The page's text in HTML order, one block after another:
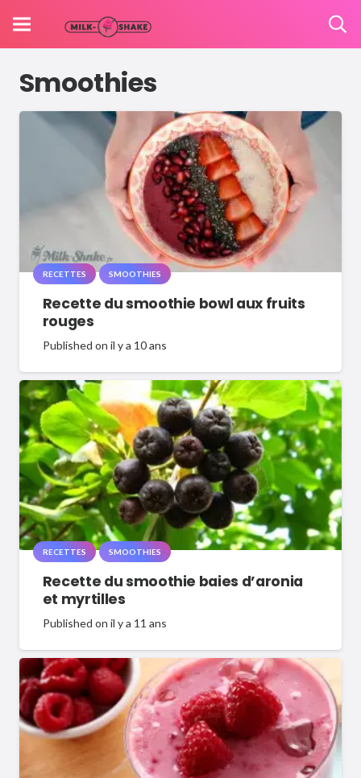
Smoothies
RECETTES SMOOTHIES
Recette du smoothie bowl aux fruits
rouges
Published on il y a 10 ans
RECETTES SMOOTHIES
Recette du smoothie baies d’aronia
et myrtilles
Published on il y a 11 ans